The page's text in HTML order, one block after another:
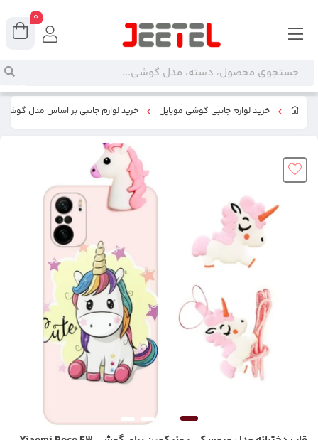
خرید لوازم جانبی گوشی موبایل خرید لوازم جانبی بر اساس مدل گوشی
0